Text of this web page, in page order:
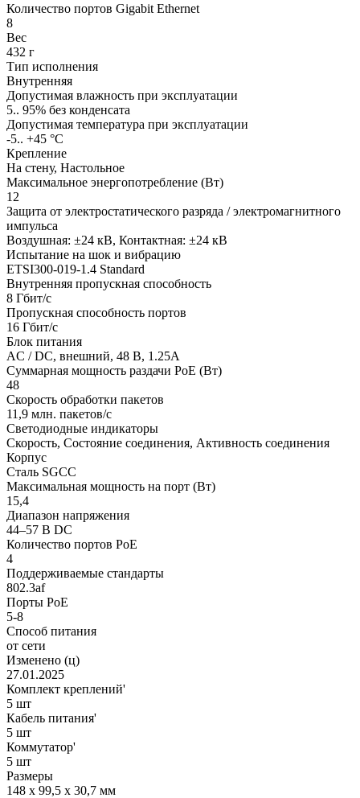
Количество портов Gigabit Ethernet
8
Вес
432 г
Тип исполнения
Внутренняя
Допустимая влажность при эксплуатации
5.. 95% без конденсата
Допустимая температура при эксплуатации
-5.. +45 °C
Крепление
На стену, Настольное
Максимальное энергопотребление (Вт)
12
Защита от электростатического разряда / электромагнитного
импульса
Воздушная: ±24 кВ, Контактная: ±24 кВ
Испытание на шок и вибрацию
ETSI300-019-1.4 Standard
Внутренняя пропускная способность
8 Гбит/с
Пропускная способность портов
16 Гбит/с
Блок питания
AC / DC, внешний, 48 В, 1.25A
Суммарная мощность раздачи PoE (Вт)
48
Скорость обработки пакетов
11,9 млн. пакетов/с
Светодиодные индикаторы
Скорость, Состояние соединения, Активность соединения
Корпус
Сталь SGCC
Максимальная мощность на порт (Вт)
15,4
Диапазон напряжения
44–57 В DC
Количество портов PoE
4
Поддерживаемые стандарты
802.3af
Порты PoE
5-8
Способ питания
от сети
Изменено (ц)
27.01.2025
Комплект креплений'
5 шт
Кабель питания'
5 шт
Коммутатор'
5 шт
Размеры
148 x 99,5 x 30,7 мм